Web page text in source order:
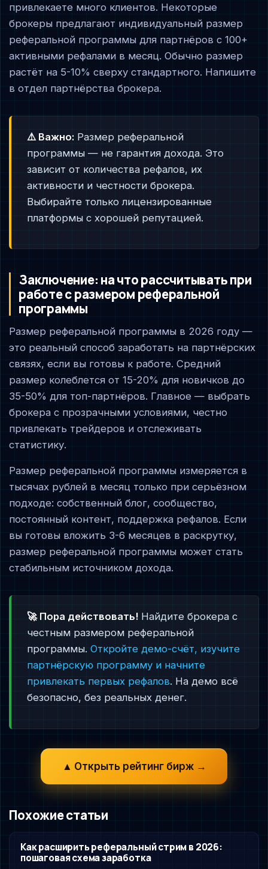
привлекаете много клиентов. Некоторые
брокеры предлагают индивидуальный размер
реферальной программы для партнёров с 100+
активными рефалами в месяц. Обычно размер
растёт на 5-10% сверху стандартного. Напишите
в отдел партнёрства брокера.
⚠️ Важно: Размер реферальной
программы — не гарантия дохода. Это
зависит от количества рефалов, их
активности и честности брокера.
Выбирайте только лицензированные
платформы с хорошей репутацией.
Заключение: на что рассчитывать при
работе с размером реферальной
программы
Размер реферальной программы в 2026 году —
это реальный способ заработать на партнёрских
связях, если вы готовы к работе. Средний
размер колеблется от 15-20% для новичков до
35-50% для топ-партнёров. Главное — выбрать
брокера с прозрачными условиями, честно
привлекать трейдеров и отслеживать
статистику.
Размер реферальной программы измеряется в
тысячах рублей в месяц только при серьёзном
подходе: собственный блог, сообщество,
постоянный контент, поддержка рефалов. Если
вы готовы вложить 3-6 месяцев в раскрутку,
размер реферальной программы может стать
стабильным источником дохода.
🚀 Пора действовать! Найдите брокера с
честным размером реферальной
программы.Откройте демо-счёт, изучите
партнёрскую программу и начните
привлекать первых рефалов. На демо всё
безопасно, без реальных денег.
▲ Открыть рейтинг бирж →
Похожие статьи
Как расширить реферальный стрим в 2026:
пошаговая схема заработка